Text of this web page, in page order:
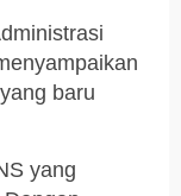
baru
yang